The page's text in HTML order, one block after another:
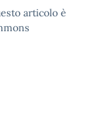
articolo è